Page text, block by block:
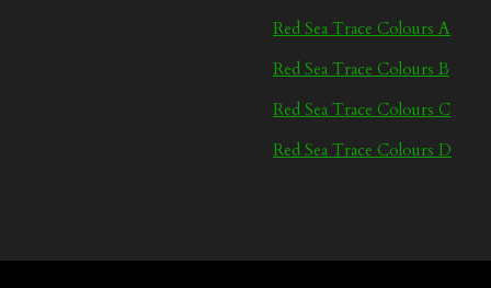
Red Sea Trace Colours A
Red Sea Trace Colours B
Red Sea Trace Colours C
Red Sea Trace Colours D